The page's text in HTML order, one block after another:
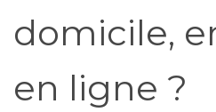
domicile,
en ligne ?